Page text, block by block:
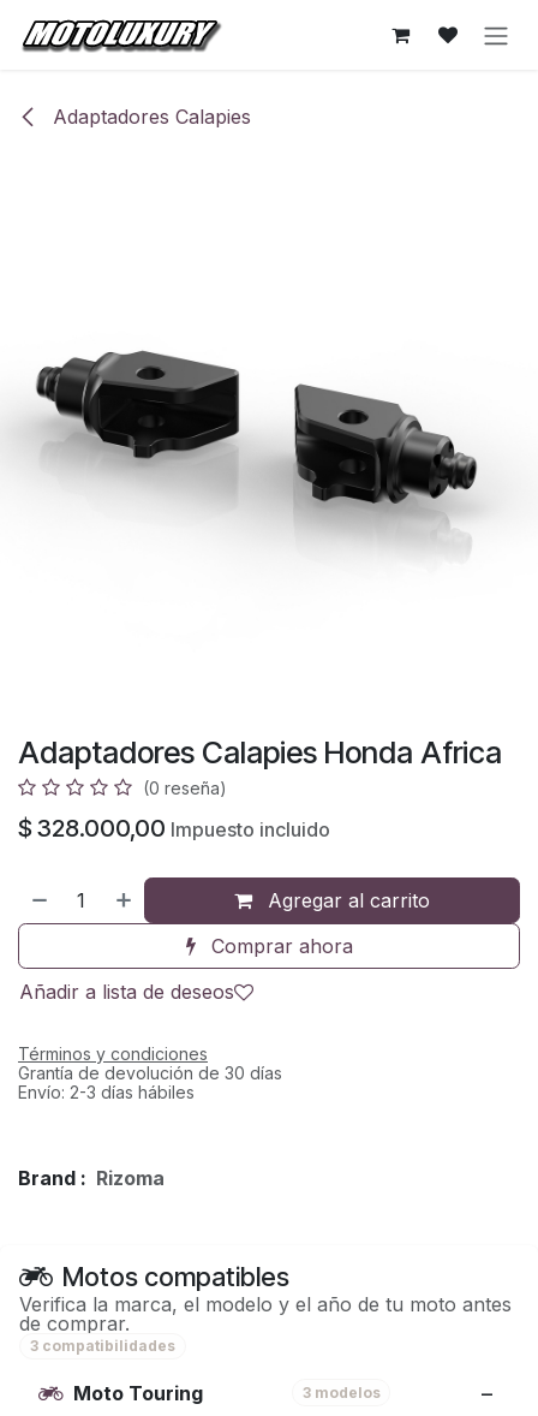
Ir al contenido
Adaptadores Calapies
Adaptadores Calapies Honda Africa
(0 reseña)
$ 328.000,00 Impuesto incluido
Agregar al carrito
Comprar ahora
Añadir a lista de deseos
Términos y condiciones
Grantía de devolución de 30 días
Envío: 2-3 días hábiles
Brand : Rizoma
Motos compatibles
Verifica la marca, el modelo y el año de tu moto antes
de comprar.
3 compatibilidades
Moto Touring 3 modelos